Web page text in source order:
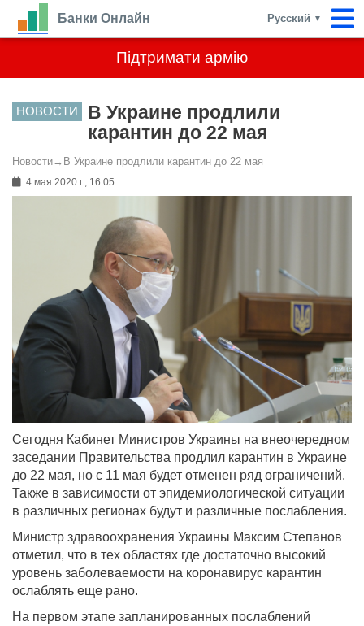
Підтримати армію
Банки Онлайн Русский ▼
НОВОСТИ
В Украине продлили
карантин до 22 мая
Новости→ В Украине продлили карантин до 22 мая
4 мая 2020 г., 16:05
Сегодня Кабинет Министров Украины на внеочередном
заседании Правительства продлил карантин в Украине
до 22 мая, но с 11 мая будет отменен ряд ограничений.
Также в зависимости от эпидемиологической ситуации
в различных регионах будут и различные послабления.
Министр здравоохранения Украины Максим Степанов
отметил, что в тех областях где достаточно высокий
уровень заболеваемости на коронавирус карантин
ослаблять еще рано.
На первом этапе запланированных послаблений